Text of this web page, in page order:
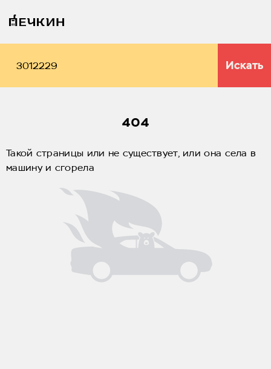
Искать
404
Такой страницы или не существует, или она села в
машину и сгорела